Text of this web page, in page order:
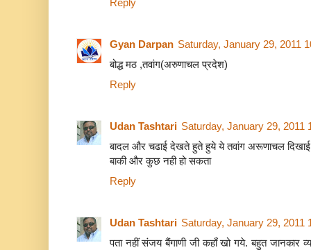
Reply
Gyan Darpan Saturday, January 29, 2011
बोद्ध मठ ,तवांग(अरुणाचल प्रदेश)
Reply
Udan Tashtari Saturday, January 29, 2011
बादल और चढाई देखते हुते हुये ये तवांग अरूणाचल
बाकी और कुछ नही हो सकता
Reply
Udan Tashtari Saturday, January 29, 2011
पता नहीं संजय बैंगाणी जी कहाँ खो गये. बहुत जानकार